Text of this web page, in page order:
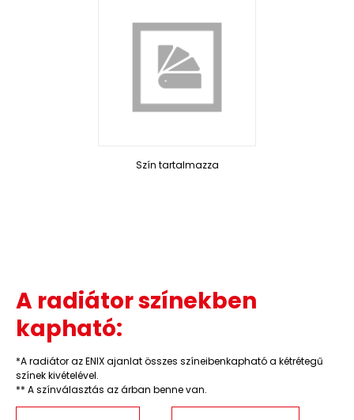
Szín tartalmazza
A radiátor színekben
kapható:
*A radiátor az ENIX ajanlat összes színeibenkapható a kétrétegű
színek kivételével.
** A színválasztás az árban benne van.